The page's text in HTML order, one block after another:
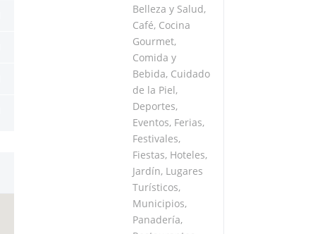
Belleza y Salud,
Café, Cocina
Gourmet,
Comida y
Bebida, Cuidado
de la Piel,
Deportes,
Eventos, Ferias,
Festivales,
Fiestas, Hoteles,
Jardín, Lugares
Turísticos,
Municipios,
Panadería,